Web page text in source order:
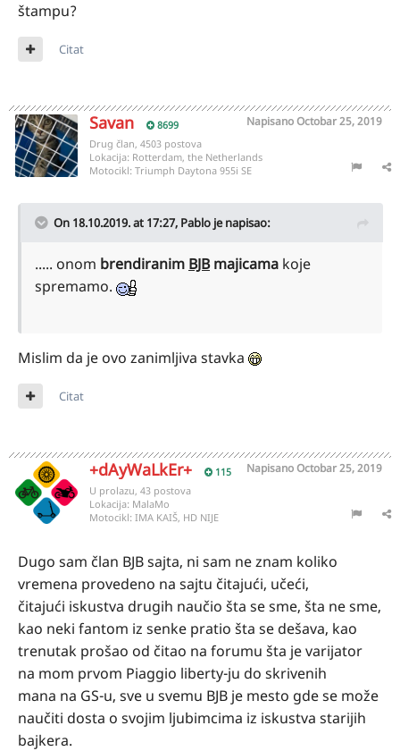
štampu?
Citat
Savan 8699 NapisanoOctobar 25, 2019
Drug član, 4503 postova
Lokacija: Rotterdam, the Netherlands
Motocikl: Triumph Daytona 955i SE
On 18.10.2019. at 17:27, Pablo je napisao:
..... onom brendiranim BJBmajicama koje
spremamo.
Mislim da je ovo zanimljiva stavka
Citat
+dAyWaLkEr+ 115 NapisanoOctobar 25, 2019
U prolazu, 43 postova
Lokacija: MalaMo
Motocikl: IMA KAIŠ, HD NIJE
Dugo sam član BJB sajta, ni sam ne znam koliko
vremena provedeno na sajtu čitajući, učeći,
čitajući iskustva drugih naučio šta se sme, šta ne sme,
kao neki fantom iz senke pratio šta se dešava, kao
trenutak prošao od čitao na forumu šta je varijator
na mom prvom Piaggio liberty-ju do skrivenih
mana na GS-u, sve u svemu BJB je mesto gde se može
naučiti dosta o svojim ljubimcima iz iskustva starijih
bajkera.